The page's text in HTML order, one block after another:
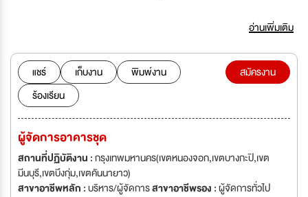
อ่านเพิ่มเติม
แชร์ เก็บงาน
พิมพ์งาน
ร้องเรียน
สมัครงาน
ผู้จัดการอาคารชุด
สถานที่ปฏิบัติงาน :กรุงเทพมหานคร(เขตหนองจอก,เขตบางกะปิ,เขต
มีนบุรี,เขตบึงกุ่ม,เขตคันนายาว)
สาขาอาชีพหลัก :บริหาร/ผู้จัดการสาขาอาชีพรอง :ผู้จัดการทั่วไป